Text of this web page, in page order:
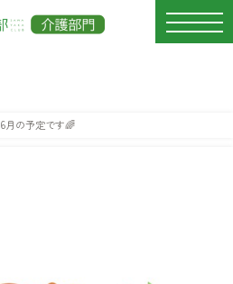
6月の予定です🌈